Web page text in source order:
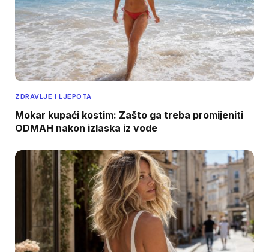
ZDRAVLJE I LJEPOTA
Mokar kupaći kostim: Zašto ga treba promijeniti
ODMAH nakon izlaska iz vode